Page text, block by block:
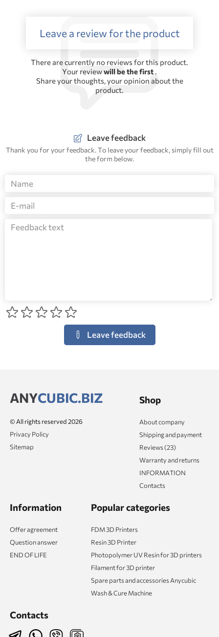
Leave a review for the product
There are currently no reviews for this product.
Your reviewwill be the first .
Share your thoughts, your opinion about the
product.
Leave feedback
Thank you for your feedback. To leave your feedback, simply fill out
the form below.
Leave feedback
ANYCUBIC.BIZ
© All rights reserved 2026
Privacy Policy
Sitemap
Shop
About company
Shipping and payment
Reviews (23)
Warranty and returns
INFORMATION
Contacts
Information
Offer agreement
Question answer
END OF LIFE
Popular categories
FDM 3D Printers
Resin 3D Printer
Photopolymer UV Resin for 3D printers
Filament for 3D printer
Spare parts and accessories Anycubic
Wash & Cure Machine
Contacts